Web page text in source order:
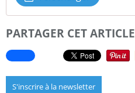
PARTAGER CET ARTICLE
S'inscrire à la newsletter